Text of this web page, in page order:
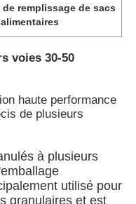
de remplissage de sacs
voies 30-50
haute performance
de plusieurs
à plusieurs
utilisé pour
granulaires et est